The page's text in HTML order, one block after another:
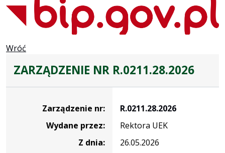
Wróć
ZARZĄDZENIE NR R.0211.28.2026
Zarządzenie nr:
R.0211.28.2026
Wydane przez:
Rektora UEK
Z dnia:
26.05.2026